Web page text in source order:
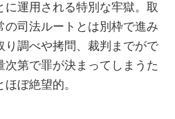
運用される特別な牢獄。取
の司法ルートとは別枠で進み
り調べや拷問、裁判までがで
次第で罪が決まってしまうた
ぼ絶望的。